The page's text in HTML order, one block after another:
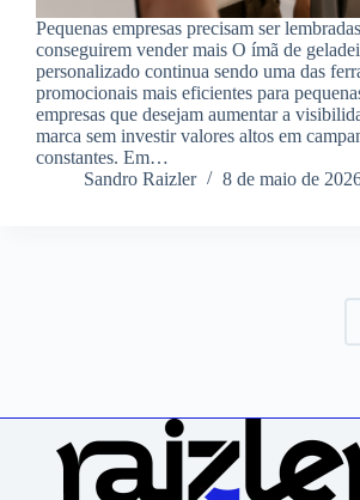
Pequenas empresas precisam ser
conseguirem vender mais O ímã de
personalizado continua sendo uma das
promocionais mais eficientes para
empresas que desejam aumentar a
marca sem investir valores altos em
constantes. Em…
Sandro Raizler
8 de maio de